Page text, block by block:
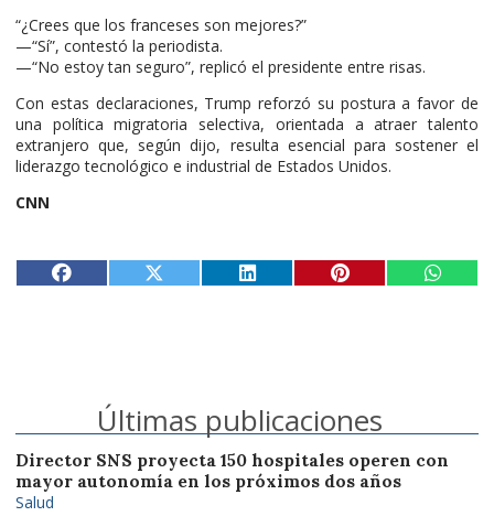
“¿Crees que los franceses son mejores?”
—“Sí”, contestó la periodista.
—“No estoy tan seguro”, replicó el presidente entre risas.
Con estas declaraciones, Trump reforzó su postura a favor de
una política migratoria selectiva, orientada a atraer talento
extranjero que, según dijo, resulta esencial para sostener el
liderazgo tecnológico e industrial de Estados Unidos.
CNN
Últimas publicaciones
Director SNS proyecta 150 hospitales operen con
mayor autonomía en los próximos dos años
Salud